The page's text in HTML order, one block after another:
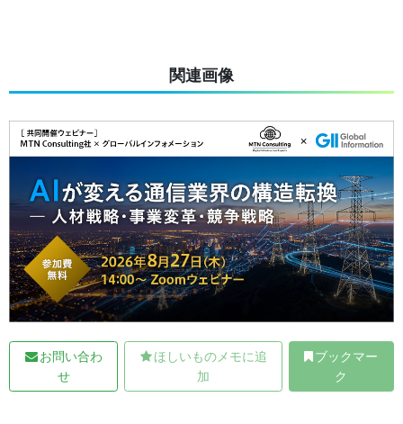
関連画像
お問い合わ
せ
ほしいものメモに追
加
ブックマー
ク